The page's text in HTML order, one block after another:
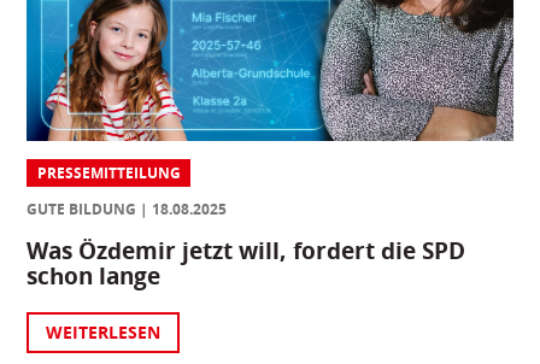
PRESSEMITTEILUNG
GUTE BILDUNG
18.08.2025
Was Özdemir jetzt will, fordert die SPD
schon lange
WEITERLESEN